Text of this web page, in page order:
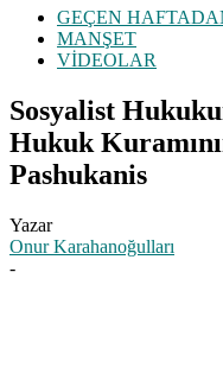
GEÇEN
MANŞET
VİDEOLAR
Sosyalist
Hukuk
Pashukanis
Yazar
Onur Karahanoğulları
-